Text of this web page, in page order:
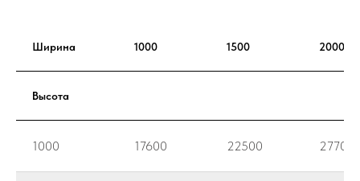
Ширина 1000 1500 2000
Высота
1000 17600 22500 27700